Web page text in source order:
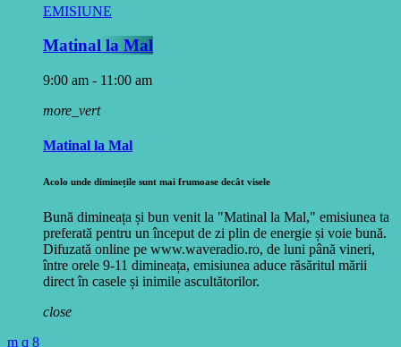
EMISIUNE
Matinal la Mal
9:00 am - 11:00 am
more_vert
Matinal la Mal
Acolo unde diminețile sunt mai frumoase decât visele
Bună dimineața și bun venit la "Matinal la Mal," emisiunea ta
preferată pentru un început de zi plin de energie și voie bună.
Difuzată online pe www.waveradio.ro, de luni până vineri,
între orele 9-11 dimineața, emisiunea aduce răsăritul mării
direct în casele și inimile ascultătorilor.
close